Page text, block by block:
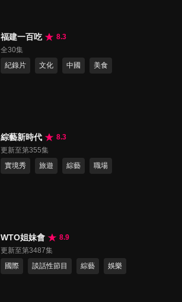
福建一百吃
8.3
全30集
紀錄片
文化 中國 美食
綜藝新時代
8.3
更新至第355集
實境秀
旅遊 綜藝 職場
WTO姐妹會
8.9
更新至第3487集
國際
談話性節目 綜藝 娛樂